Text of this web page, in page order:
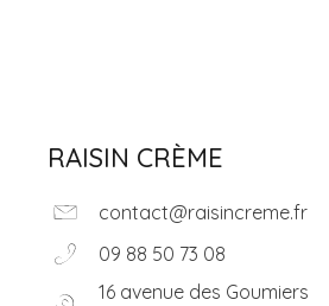
RAISIN CRÈME
contact@raisincreme.fr
09 88 50 73 08
16 avenue des Goumiers